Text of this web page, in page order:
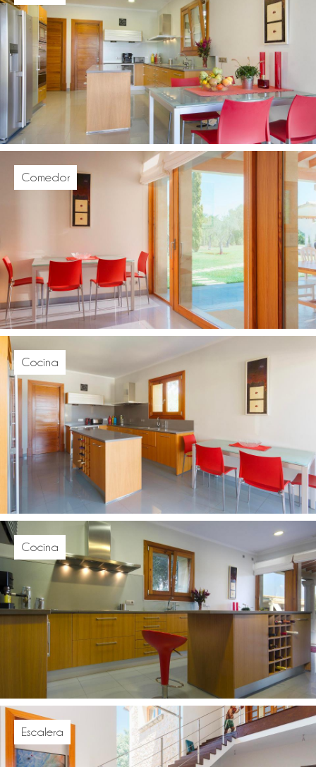
Comedor
Cocina
Cocina
Escalera